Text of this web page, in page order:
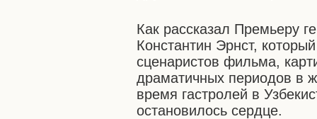
Как рассказал Премьеру
Константин Эрнст,
сценаристов фильма,
драматичных периодов в
время гастролей в
остановилось сердце.